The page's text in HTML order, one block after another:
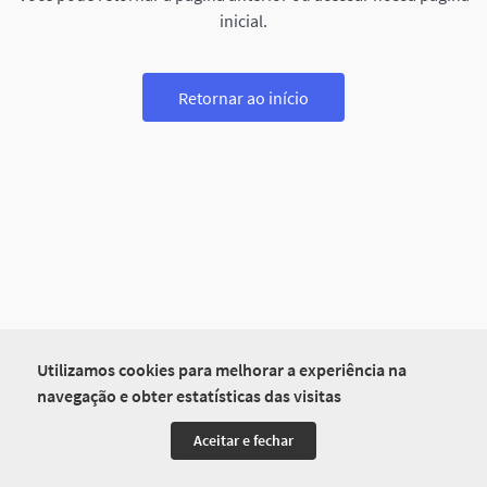
Utilizamos cookies para melhorar a experiência na
navegação e obter estatísticas das visitas
Aceitar e fechar
inicial.
Retornar ao início